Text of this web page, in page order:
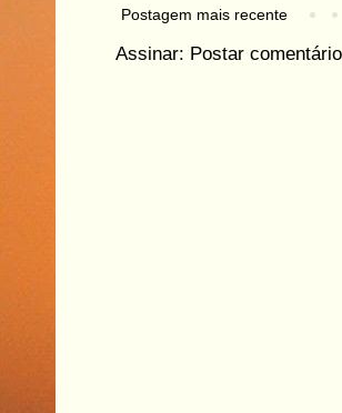
Postagem mais recente
Assinar: Postar